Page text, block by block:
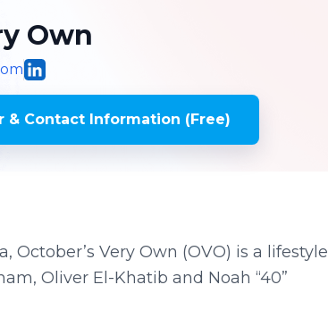
Own
& Contact Information (Free)
October’s Very Own (OVO) is a lifestyle
Oliver El-Khatib and Noah “40”